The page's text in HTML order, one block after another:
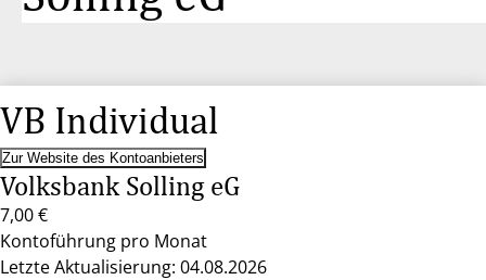
VB Individual
Zur Website des Kontoanbieters
Volksbank Solling eG
7,00 €
Kontoführung pro Monat
Letzte Aktualisierung: 04.08.2026